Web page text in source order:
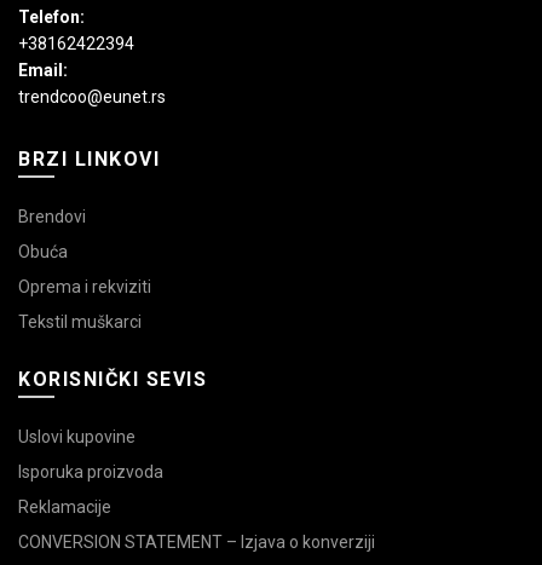
Telefon:
+38162422394
Email:
trendcoo@eunet.rs
BRZI LINKOVI
Brendovi
Obuća
Oprema i rekviziti
Tekstil muškarci
KORISNIČKI SEVIS
Uslovi kupovine
Isporuka proizvoda
Reklamacije
CONVERSION STATEMENT – Izjava o konverziji